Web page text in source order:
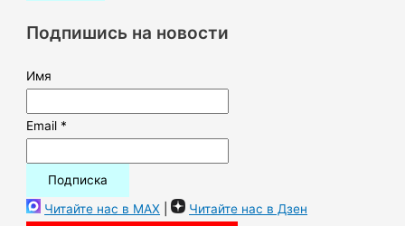
:Подпишись на новости
Имя
Email *
Читайте нас в MAX | Читайте нас в Дзен